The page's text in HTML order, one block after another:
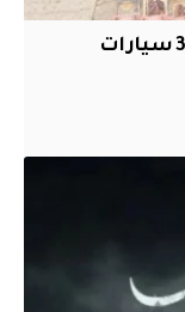
شرطة دبي تضبط متسولاً يمتلك 3 سيارات